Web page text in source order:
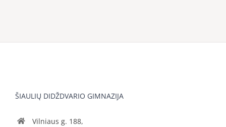
ŠIAULIŲ DIDŽDVARIO GIMNAZIJA
Vilniaus g. 188,